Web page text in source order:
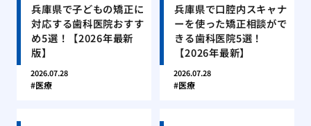
兵庫県で子どもの矯正に
対応する歯科医院おすす
め5選！【2026年最新
版】
2026.07.28
医療
兵庫県で口腔内スキャナ
ーを使った矯正相談がで
きる歯科医院5選！
【2026年最新】
2026.07.28
医療